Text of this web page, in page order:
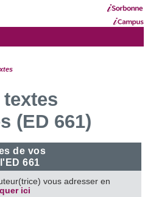
(ED 661)
de vos
661
vous adresser en
ici